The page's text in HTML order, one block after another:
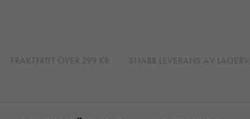
FRAKTFRITT ÖVER 299 KR SNABB LEVERANS AV